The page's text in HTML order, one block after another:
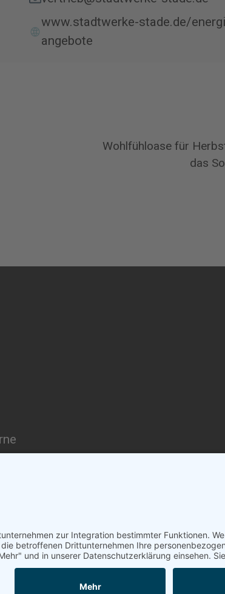
www.stadtwerke-stade.de/
angebote
Wohlfühloase für
das